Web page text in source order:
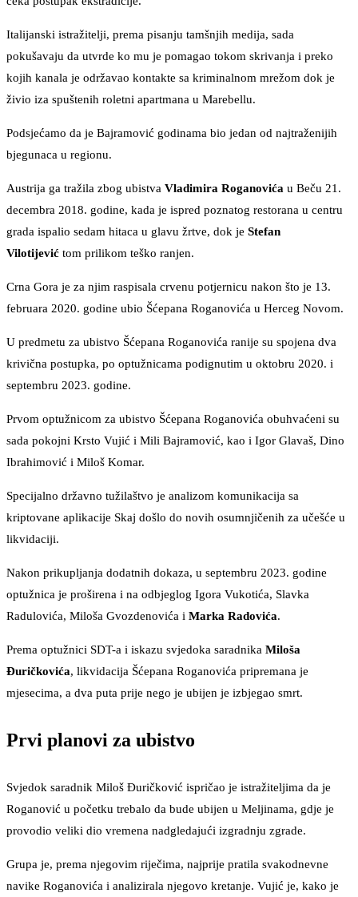
Italijanski istražitelji, prema pisanju tamšnjih medija, sada
pokušavaju da utvrde ko mu je pomagao tokom skrivanja i preko
kojih kanala je održavao kontakte sa kriminalnom mrežom dok je
živio iza spuštenih roletni apartmana u Marebellu.
Podsjećamo da je Bajramović godinama bio jedan od najtraženijih
bjegunaca u regionu.
Austrija ga tražila zbog ubistva Vladimira Roganovića u Beču 21.
decembra 2018. godine, kada je ispred poznatog restorana u centru
grada ispalio sedam hitaca u glavu žrtve, dok je Stefan
Vilotijević tom prilikom teško ranjen.
Crna Gora je za njim raspisala crvenu potjernicu nakon što je 13.
februara 2020. godine ubio Šćepana Roganovića u Herceg Novom.
U predmetu za ubistvo Šćepana Roganovića ranije su spojena dva
krivična postupka, po optužnicama podignutim u oktobru 2020. i
septembru 2023. godine.
Prvom optužnicom za ubistvo Šćepana Roganovića obuhvaćeni su
sada pokojni Krsto Vujić i Mili Bajramović, kao i Igor Glavaš, Dino
Ibrahimović i Miloš Komar.
Specijalno državno tužilaštvo je analizom komunikacija sa
kriptovane aplikacije Skaj došlo do novih osumnjičenih za učešće u
likvidaciji.
Nakon prikupljanja dodatnih dokaza, u septembru 2023. godine
optužnica je proširena i na odbjeglog Igora Vukotića, Slavka
Radulovića, Miloša Gvozdenovića i Marka Radovića.
Prema optužnici SDT-a i iskazu svjedoka saradnika Miloša
Đuričkovića, likvidacija Šćepana Roganovića pripremana je
mjesecima, a dva puta prije nego je ubijen je izbjegao smrt.
Prvi planovi za ubistvo
Svjedok saradnik Miloš Đuričković ispričao je istražiteljima da je
Roganović u početku trebalo da bude ubijen u Meljinama, gdje je
provodio veliki dio vremena nadgledajući izgradnju zgrade.
Grupa je, prema njegovim riječima, najprije pratila svakodnevne
navike Roganovića i analizirala njegovo kretanje. Vujić je, kako je